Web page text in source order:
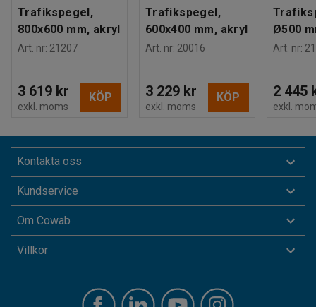
Trafikspegel,
800x600 mm, akryl
Art. nr: 21207
3 619 kr
exkl. moms
KÖP
Trafikspegel,
600x400 mm, akryl
Art. nr: 20016
3 229 kr
exkl. moms
KÖP
Ø500
Art. nr:
2 445
exkl.
Kontakta oss
Kundservice
Om Cowab
Villkor